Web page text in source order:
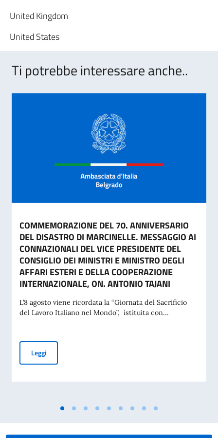
United Kingdom
United States
Ti potrebbe interessare anche..
COMMEMORAZIONE DEL 70. ANNIVERSARIO
DEL DISASTRO DI MARCINELLE. MESSAGGIO AI
CONNAZIONALI DEL VICE PRESIDENTE DEL
CONSIGLIO DEI MINISTRI E MINISTRO DEGLI
AFFARI ESTERI E DELLA COOPERAZIONE
INTERNAZIONALE, ON. ANTONIO TAJANI
L’8 agosto viene ricordata la “Giornata del Sacrificio
del Lavoro Italiano nel Mondo”, istituita con...
LeggiCOMMEMORAZIONE DEL 70. ANNIVERSARIO DEL